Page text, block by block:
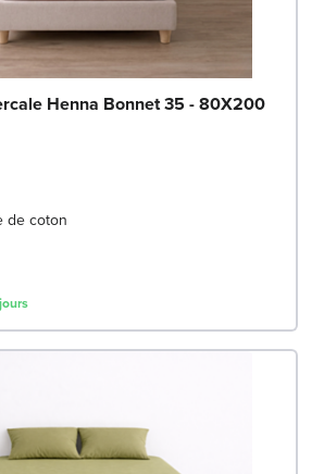
Henna Bonnet 35 - 80X200
de coton